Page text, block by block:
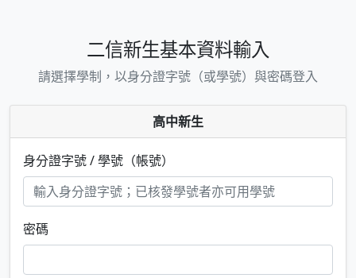
二信新生基本資料輸入
請選擇學制，以身分證字號（或學號）與密碼登入
高中新生
身分證字號 / 學號（帳號）
密碼